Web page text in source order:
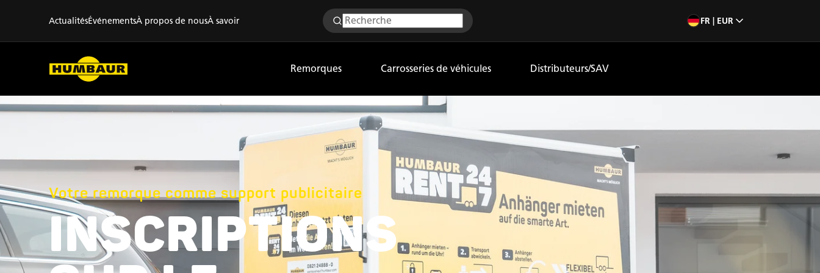
ActualitésÉvénementsÀ propos de nousÀ savoir FR | EUR
Remorques Carrosseries de véhicules Distributeurs/SAV
Votre remorque comme support publicitaire
INSCRIPTIONS